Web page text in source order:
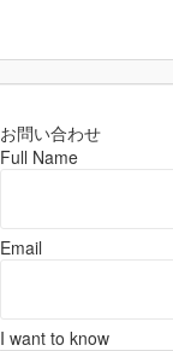
お問い合わせ
Full Name
Email
I want to know